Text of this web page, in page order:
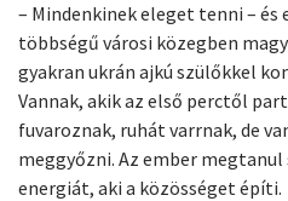
– Mindenkinek eleget tenni – és
többségű városi közegben
gyakran ukrán ajkú szülőkkel
Vannak, akik az első perctől
fuvaroznak, ruhát varrnak, de
meggyőzni. Az ember
energiát, aki a közösséget építi.